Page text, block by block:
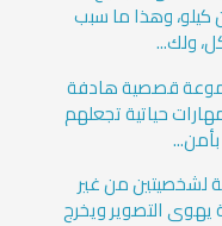
كيلو، وهذا ما سبب
ولك...
قصصية هادفة
حياتية تجعلهم
لشخصيتين من غير
التصوير ويخرج